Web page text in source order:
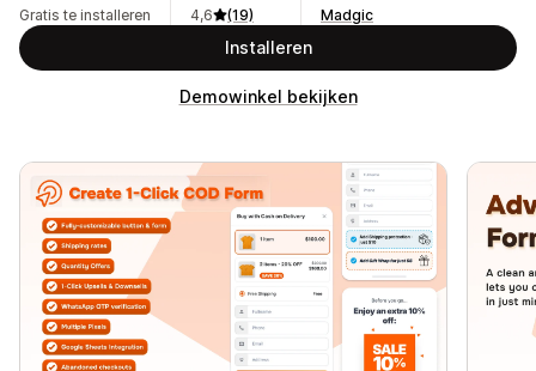
Gratis te installeren
4,6
(19)
Madgic
Installeren
Demowinkel bekijken